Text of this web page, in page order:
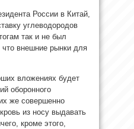
России в Китай,
углеводородов
так и не был
что внешние рынки для
вложениях будет
оборонного
же совершенно
из носу выдавать
кроме этого,